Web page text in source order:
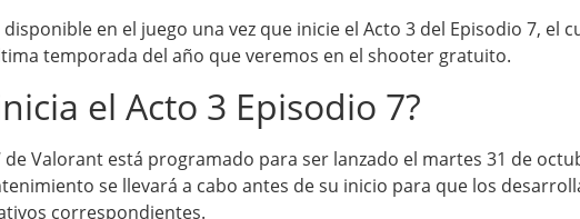
en el juego una vez que inicie el Acto 3 del Episodio 7, el
temporada del año que veremos en el shooter gratuito.
el Acto 3 Episodio 7?
de Valorant está programado para ser lanzado el martes 31 de
se llevará a cabo antes de su inicio para que los
correspondientes.